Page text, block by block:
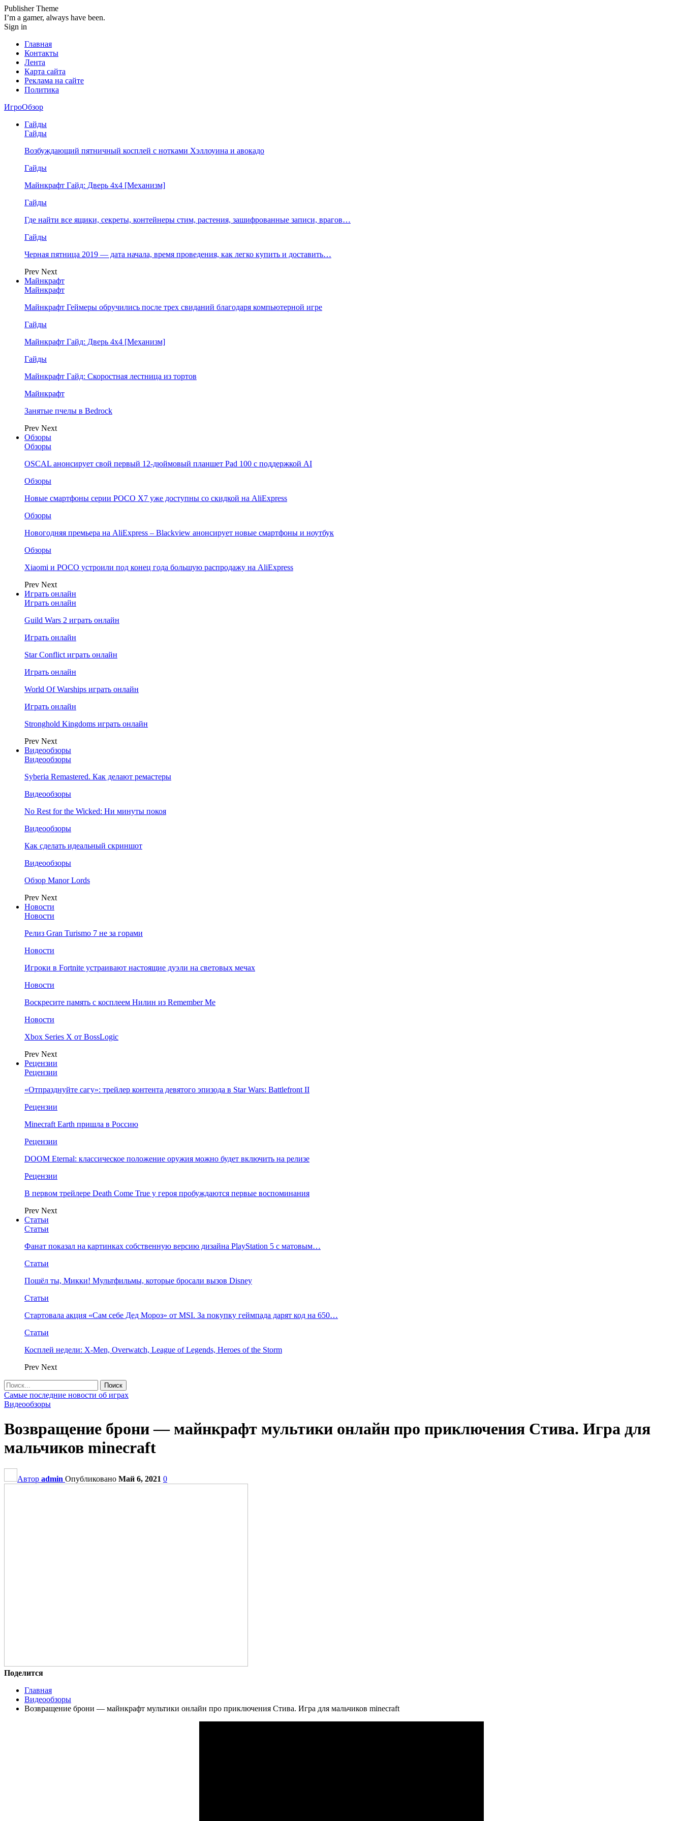
Publisher Theme
I’m a gamer, always have been.
Sign in
Главная
Контакты
Лента
Карта сайта
Реклама на сайте
Политика
ИгроОбзор
Гайды
Гайды
Возбуждающий пятничный косплей с нотками Хэллоуина и авокадо
Гайды
Майнкрафт Гайд: Дверь 4х4 [Механизм]
Гайды
Где найти все ящики, секреты, контейнеры стим, растения, зашифрованные записи, врагов…
Гайды
Черная пятница 2019 — дата начала, время проведения, как легко купить и доставить…
Prev Next
Майнкрафт
Майнкрафт
Майнкрафт Геймеры обручились после трех свиданий благодаря компьютерной игре
Гайды
Майнкрафт Гайд: Дверь 4х4 [Механизм]
Гайды
Майнкрафт Гайд: Скоростная лестница из тортов
Майнкрафт
Занятые пчелы в Bedrock
Prev Next
Обзоры
Обзоры
OSCAL анонсирует свой первый 12-дюймовый планшет Pad 100 с поддержкой AI
Обзоры
Новые смартфоны серии POCO X7 уже доступны со скидкой на AliExpress
Обзоры
Новогодняя премьера на AliExpress – Blackview анонсирует новые смартфоны и ноутбук
Обзоры
Xiaomi и POCO устроили под конец года большую распродажу на AliExpress
Prev Next
Играть онлайн
Играть онлайн
Guild Wars 2 играть онлайн
Играть онлайн
Star Conflict играть онлайн
Играть онлайн
World Of Warships играть онлайн
Играть онлайн
Stronghold Kingdoms играть онлайн
Prev Next
Видеообзоры
Видеообзоры
Syberia Remastered. Как делают ремастеры
Видеообзоры
No Rest for the Wicked: Ни минуты покоя
Видеообзоры
Как сделать идеальный скриншот
Видеообзоры
Обзор Manor Lords
Prev Next
Новости
Новости
Релиз Gran Turismo 7 не за горами
Новости
Игроки в Fortnite устраивают настоящие дуэли на световых мечах
Новости
Воскресите память с косплеем Нилин из Remember Me
Новости
Xbox Series X от BossLogic
Prev Next
Рецензии
Рецензии
«Отпразднуйте сагу»: трейлер контента девятого эпизода в Star Wars: Battlefront II
Рецензии
Minecraft Earth пришла в Россию
Рецензии
DOOM Eternal: классическое положение оружия можно будет включить на релизе
Рецензии
В первом трейлере Death Come True у героя пробуждаются первые воспоминания
Prev Next
Статьи
Статьи
Фанат показал на картинках собственную версию дизайна PlayStation 5 с матовым…
Статьи
Пошёл ты, Микки! Мультфильмы, которые бросали вызов Disney
Статьи
Стартовала акция «Сам себе Дед Мороз» от MSI. За покупку геймпада дарят код на 650…
Статьи
Косплей недели: X-Men, Overwatch, League of Legends, Heroes of the Storm
Prev Next
Самые последние новости об играх
Видеообзоры
Возвращение брони — майнкрафт мультики онлайн про приключения Стива. Игра для
мальчиков minecraft
Автор admin Опубликовано Май 6, 2021 0
Поделится
Главная
Видеообзоры
Возвращение брони — майнкрафт мультики онлайн про приключения Стива. Игра для мальчиков minecraft